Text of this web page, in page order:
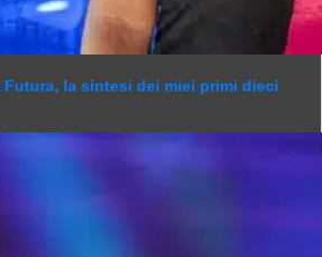
Futura, la sintesi dei miei primi dieci